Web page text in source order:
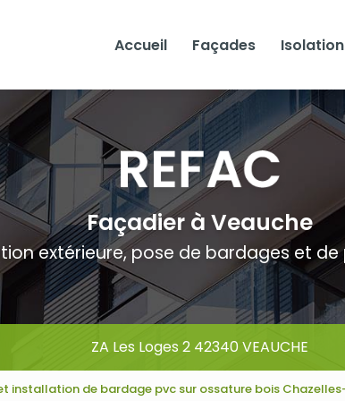
Accueil
Façades Isolation
Façadier à Veauche
extérieure, pose de bardages et
ZA Les Loges 2 42340 VEAUCHE
installation de bardage pvc sur ossature bois